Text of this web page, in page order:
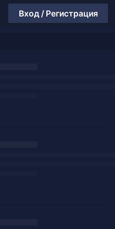
Вход / Регистрация